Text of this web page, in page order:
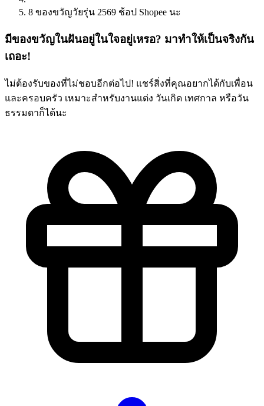
8 ของขวัญวัยรุ่น 2569 ช้อป Shopee นะ
มีของขวัญในฝันอยู่ในใจอยู่เหรอ? มาทำให้เป็นจริงกัน
เถอะ!
ไม่ต้องรับของที่ไม่ชอบอีกต่อไป! แชร์สิ่งที่คุณอยากได้กับเพื่อน
และครอบครัว เหมาะสำหรับงานแต่ง วันเกิด เทศกาล หรือวัน
ธรรมดาก็ได้นะ